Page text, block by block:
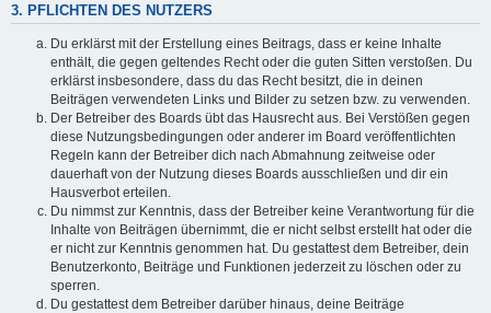
3. PFLICHTEN DES NUTZERS
Du erklärst mit der Erstellung eines Beitrags, dass er keine Inhalte
enthält, die gegen geltendes Recht oder die guten Sitten verstoßen. Du
erklärst insbesondere, dass du das Recht besitzt, die in deinen
Beiträgen verwendeten Links und Bilder zu setzen bzw. zu verwenden.
Der Betreiber des Boards übt das Hausrecht aus. Bei Verstößen gegen
diese Nutzungsbedingungen oder anderer im Board veröffentlichten
Regeln kann der Betreiber dich nach Abmahnung zeitweise oder
dauerhaft von der Nutzung dieses Boards ausschließen und dir ein
Hausverbot erteilen.
Du nimmst zur Kenntnis, dass der Betreiber keine Verantwortung für die
Inhalte von Beiträgen übernimmt, die er nicht selbst erstellt hat oder die
er nicht zur Kenntnis genommen hat. Du gestattest dem Betreiber, dein
Benutzerkonto, Beiträge und Funktionen jederzeit zu löschen oder zu
sperren.
Du gestattest dem Betreiber darüber hinaus, deine Beiträge